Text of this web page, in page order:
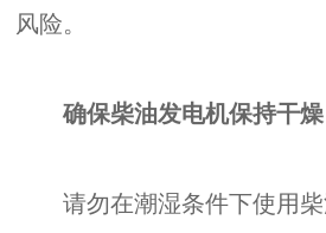
风险。
确保柴油发电机保持干燥
请勿在潮湿条件下使用柴